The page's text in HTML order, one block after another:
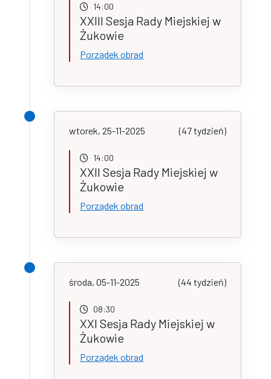
14:00
XXIII Sesja Rady Miejskiej w
Żukowie
Porządek obrad
wtorek, 25-11-2025 (47 tydzień)
14:00
XXII Sesja Rady Miejskiej w
Żukowie
Porządek obrad
środa, 05-11-2025 (44 tydzień)
08:30
XXI Sesja Rady Miejskiej w
Żukowie
Porządek obrad